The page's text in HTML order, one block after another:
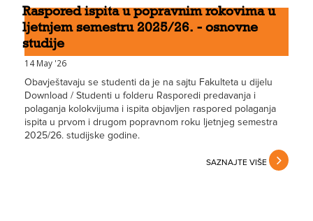
Raspored ispita u popravnim rokovima u
ljetnjem semestru 2025/26. - osnovne
studije
14 May '26
Obavještavaju se studenti da je na sajtu Fakulteta u dijelu
Download / Studenti u folderu Rasporedi predavanja i
polaganja kolokvijuma i ispita objavljen raspored polaganja
ispita u prvom i drugom popravnom roku ljetnjeg semestra
2025/26. studijske godine.
SAZNAJTE VIŠE